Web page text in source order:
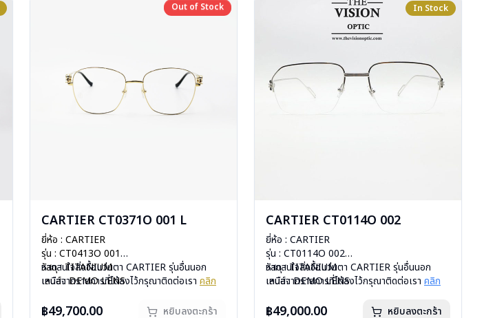
Out of Stock
Out of Stock
CARTIER CT0371O 001 L
ยี่ห้อ : CARTIER
รุ่น : CT0413O 001
วัสดุ : TITANIUM
เลนส์ : DEMO LENS
น้ำหนัก : 31 กรัม
หากสนใจสั่งชื้อแว่นตา CARTIER รุ่นอื่นนอก
เหนือจากรายการที่ได้ลงไว้กรุณาติดต่อเรา คลิก
ติดต่อเราคลิก
฿49,700.00 หยิบลงตะกร้า
In Stock
CARTIER CT0114O 002
ยี่ห้อ : CARTIER
รุ่น : CT0114O 002
วัสดุ : TITANIUM
เลนส์ : DEMO LENS
น้ำหนัก : 21 กรัม
หากสนใจสั่งชื้อแว่นตา CARTIER รุ่นอื่นนอก
เหนือจากรายการที่ได้ลงไว้กรุณาติดต่อเรา คลิก
฿49,000.00 หยิบลงตะกร้า